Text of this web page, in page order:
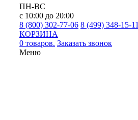
ПН-ВС
с 10:00 до 20:00
8 (800) 302-77-06 8 (499) 348-15-11
КОРЗИНА
0 товаров. Заказать звонок
Меню